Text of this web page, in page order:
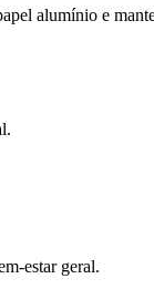
alumínio e
estar geral.